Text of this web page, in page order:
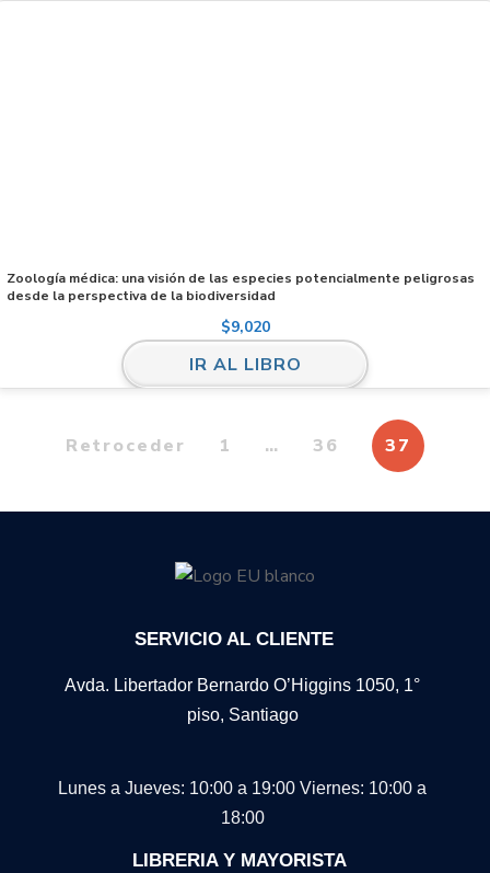
Zoología médica: una visión de las especies potencialmente peligrosas
desde la perspectiva de la biodiversidad
$9,020
IR AL LIBRO
Retroceder 1 … 36 37
SERVICIO AL CLIENTE
Avda. Libertador Bernardo O’Higgins 1050, 1°
piso, Santiago
Lunes a Jueves: 10:00 a 19:00 Viernes: 10:00 a
18:00
LIBRERIA Y MAYORISTA